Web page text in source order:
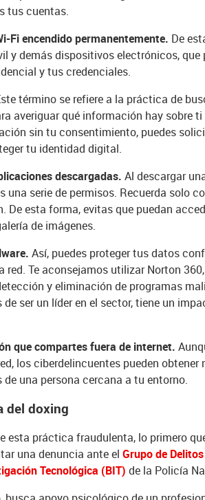
tus cuentas.
Fi encendido permanentemente. De
y demás dispositivos electrónicos, que
y tus credenciales.
término se refiere a la práctica de
averiguar qué información hay sobre ti
sin tu consentimiento, puedes
tu identidad digital.
descargadas.Al descargar
una serie de permisos. Recuerda solo
De esta forma, evitas que puedan
de imágenes.
Así, puedes proteger tus datos
red. Te aconsejamos utilizar Norton
y eliminación de programas
ser un líder en el sector, tiene un
que compartes fuera de internet.
los ciberdelincuentes pueden
una persona cercana a tu entorno.
del doxing
esta práctica fraudulenta, lo primero
una denuncia ante elGrupo de
Tecnológica (BIT) de la Policía